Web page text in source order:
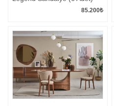
85.200₺